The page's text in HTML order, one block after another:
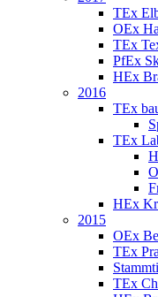
TEx
OEx
TEx
PfEx
HEx
2016
TEx
TEx
HEx
2015
OEx
TEx
TEx